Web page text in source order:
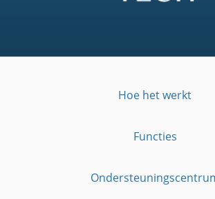
Hoe het werkt
Functies